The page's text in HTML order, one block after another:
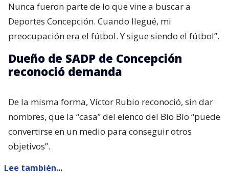
Nunca fueron parte de lo que vine a buscar a
Deportes Concepción. Cuando llegué, mi
preocupación era el fútbol. Y sigue siendo el fútbol”.
Dueño de SADP de Concepción
reconoció demanda
De la misma forma, Víctor Rubio reconoció, sin dar
nombres, que la “casa” del elenco del Bio Bío “puede
convertirse en un medio para conseguir otros
objetivos”.
Lee también...